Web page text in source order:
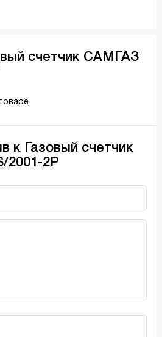
счетчик САМГАЗ
к Газовый счетчик
2001-2P